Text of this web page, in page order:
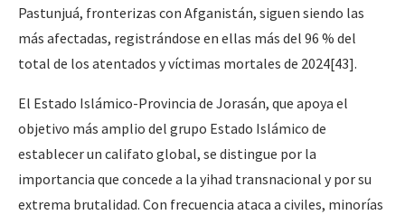
Pastunjuá, fronterizas con Afganistán, siguen siendo las
más afectadas, registrándose en ellas más del 96 % del
total de los atentados y víctimas mortales de 2024[43].
El Estado Islámico-Provincia de Jorasán, que apoya el
objetivo más amplio del grupo Estado Islámico de
establecer un califato global, se distingue por la
importancia que concede a la yihad transnacional y por su
extrema brutalidad. Con frecuencia ataca a civiles, minorías